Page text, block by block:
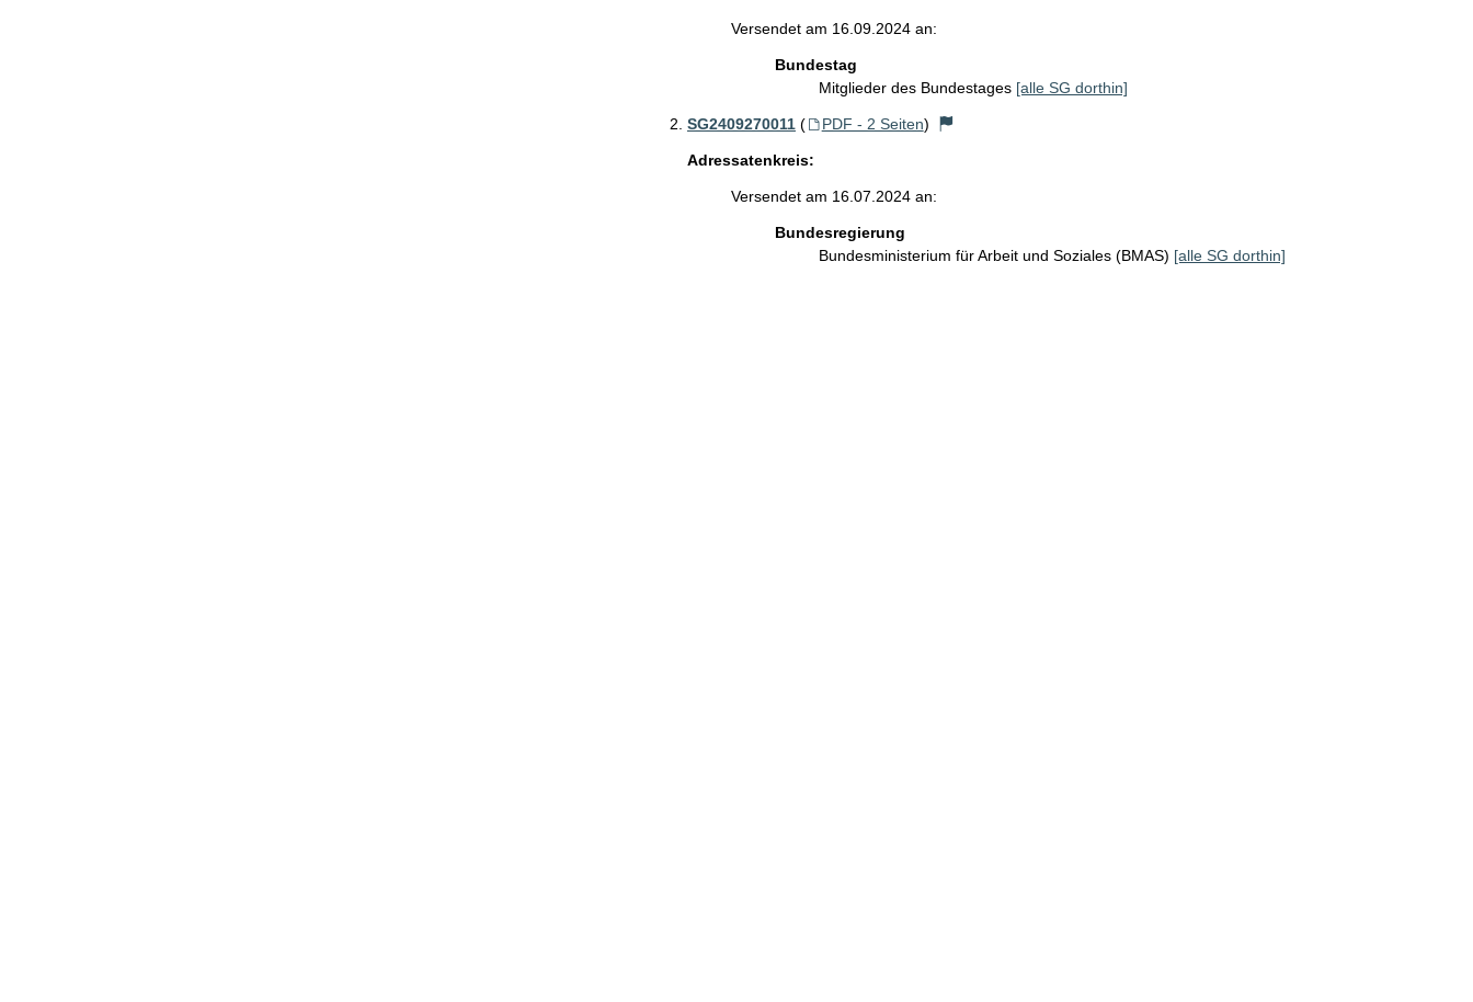
Versendet am 16.09.2024 an:
Bundestag
Mitglieder des Bundestages [alle SG dorthin]
SG2409270011 ( PDF - 2 Seiten)
Adressatenkreis:
Versendet am 16.07.2024 an:
Bundesregierung
Bundesministerium für Arbeit und Soziales (BMAS) [alle SG dorthin]